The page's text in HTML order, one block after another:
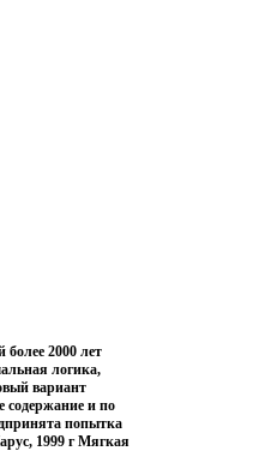
2000 лет
логика,
вариант
содержание и по
попытка
1999 г Мягкая